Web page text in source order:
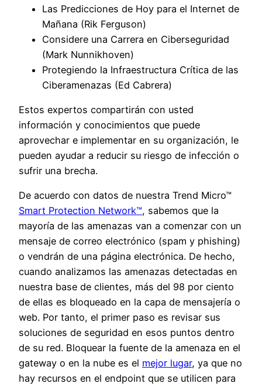
Las Predicciones de Hoy para el Internet de
Mañana (Rik Ferguson)
Considere una Carrera en Ciberseguridad
(Mark Nunnikhoven)
Protegiendo la Infraestructura Crítica de las
Ciberamenazas (Ed Cabrera)
Estos expertos compartirán con usted
información y conocimientos que puede
aprovechar e implementar en su organización, le
pueden ayudar a reducir su riesgo de infección o
sufrir una brecha.
De acuerdo con datos de nuestra Trend Micro™
Smart Protection Network™, sabemos que la
mayoría de las amenazas van a comenzar con un
mensaje de correo electrónico (spam y phishing)
o vendrán de una página electrónica. De hecho,
cuando analizamos las amenazas detectadas en
nuestra base de clientes, más del 98 por ciento
de ellas es bloqueado en la capa de mensajería o
web. Por tanto, el primer paso es revisar sus
soluciones de seguridad en esos puntos dentro
de su red. Bloquear la fuente de la amenaza en el
gateway o en la nube es el mejor lugar, ya que no
hay recursos en el endpoint que se utilicen para